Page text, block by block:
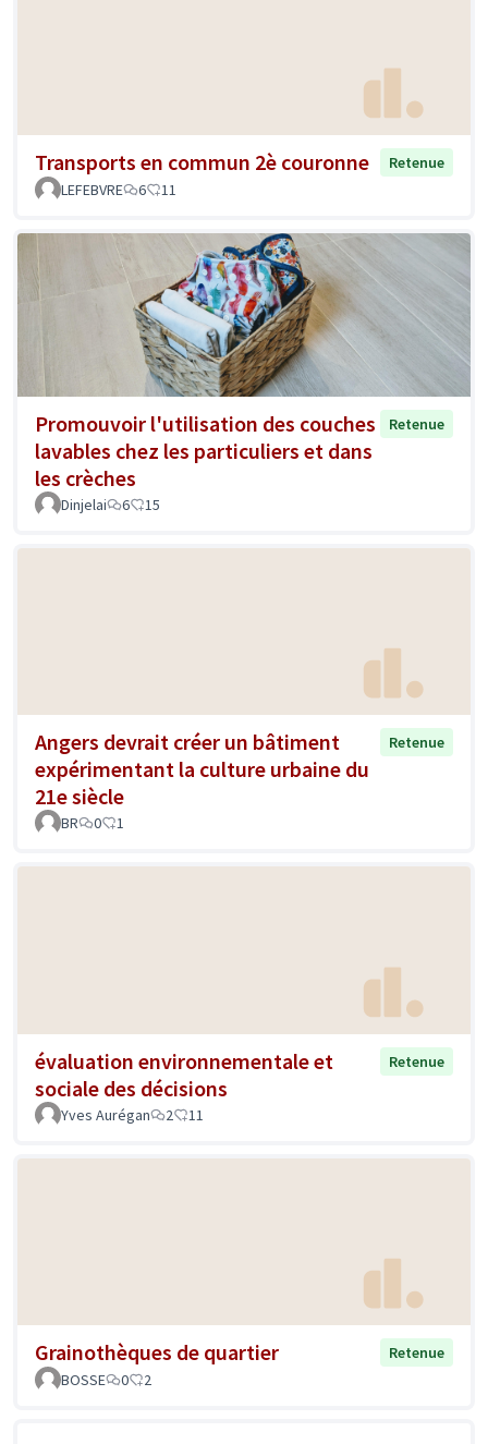
Transports en commun 2è couronne
Retenue
LEFEBVRE
6 11
Promouvoir l'utilisation des couches
lavables chez les particuliers et dans
les crèches
Retenue
Dinjelai 6 15
Angers devrait créer un bâtiment
expérimentant la culture urbaine du
21e siècle
Retenue
BR 0 1
évaluation environnementale et
sociale des décisions
Retenue
Yves Aurégan 2 11
Grainothèques de quartier
Retenue
BOSSE
0 2